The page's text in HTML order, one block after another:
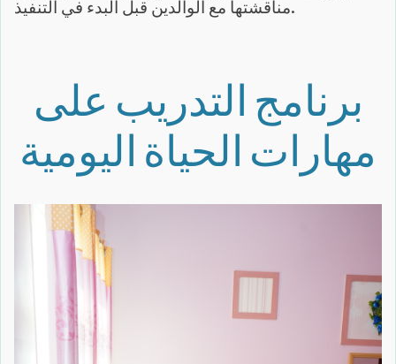
مناقشتها مع الوالدين قبل البدء في التنفيذ.
برنامج التدريب على
مهارات الحياة اليومية